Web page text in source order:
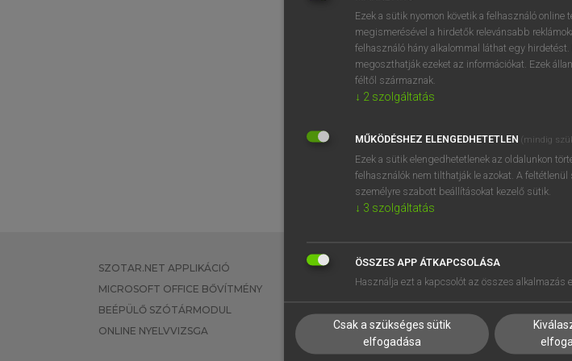
BELÉPÉS
SZOTAR.NET APPLIKÁCIÓ
MICROSOFT OFFICE BŐVÍTMÉNY
BEÉPÜLŐ SZÓTÁRMODUL
ONLINE NYELVVIZSGA
EGYÉNI FELHASZNÁLÓKNAK
TANULÓKNAK
VÁLLALATI MEGOLDÁSOK
SÚGÓ
RÓLUNK
SÜTI BEÁLLÍTÁSOK
Ezek a sütik nyomon követik a felhasználó online
megismerésével a hirdetők relevánsabb
felhasználó hány alkalommal láthat egy
megoszthatják ezeket az információkat. Ezek
féltől származnak.
↓ 2 szolgáltatás
MŰKÖDÉSHEZ ELENGEDHETETLEN (mindig
Ezek a sütik elengedhetetlenek az oldalunkon
felhasználók nem tilthatják le azokat. A
személyre szabott beállításokat kezelő sütik.
↓ 3 szolgáltatás
ÖSSZES APP ÁTKAPCSOLÁSA
Használja ezt a kapcsolót az összes alkalmazás
Csak a szükséges sütik
elfogadása